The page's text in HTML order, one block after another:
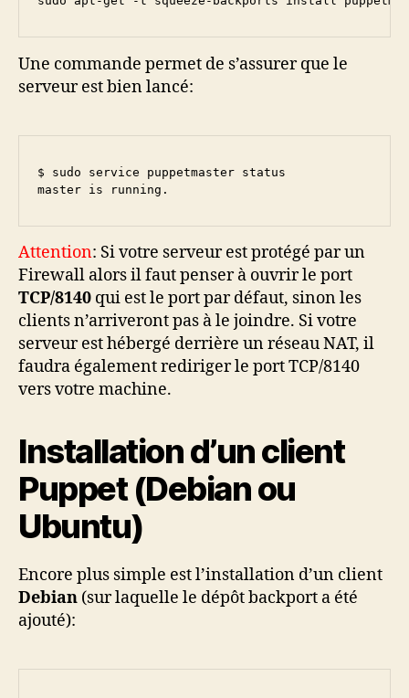
Une commande permet de s’assurer que le
serveur est bien lancé:
$ sudo service puppetmaster status
master is running.
Attention: Si votre serveur est protégé par un
Firewall alors il faut penser à ouvrir le port
TCP/8140 qui est le port par défaut, sinon les
clients n’arriveront pas à le joindre. Si votre
serveur est hébergé derrière un réseau NAT, il
faudra également rediriger le port TCP/8140
vers votre machine.
Installation d’un client
Puppet (Debian ou
Ubuntu)
Encore plus simple est l’installation d’un client
Debian (sur laquelle le dépôt backport a été
ajouté):